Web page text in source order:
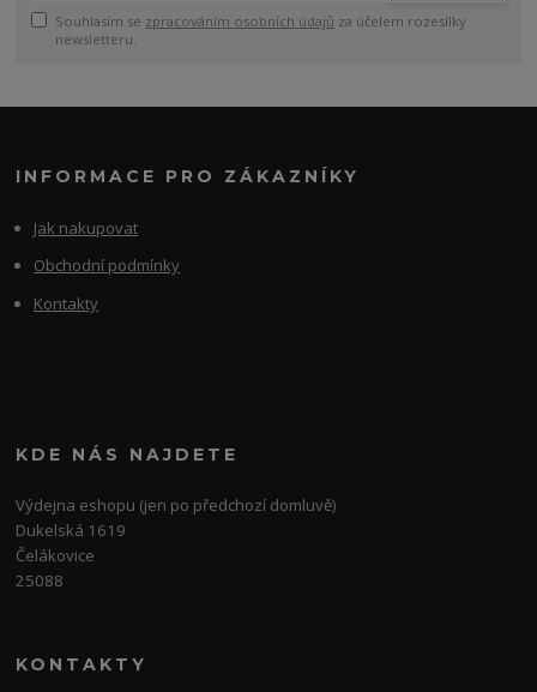
Souhlasím se zpracováním osobních údajů za účelem rozesílky
newsletteru.
INFORMACE PRO ZÁKAZNÍKY
Jak nakupovat
Obchodní podmínky
Kontakty
KDE NÁS NAJDETE
Výdejna eshopu (jen po předchozí domluvě)
Dukelská 1619
Čelákovice
25088
KONTAKTY